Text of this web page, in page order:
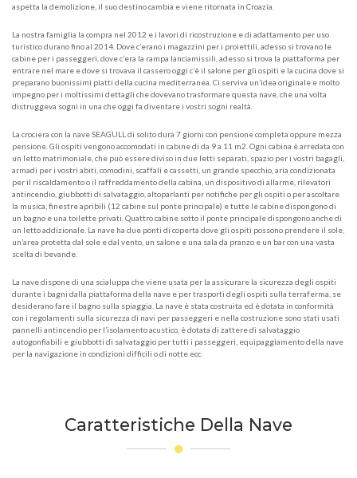
aspetta la demolizione, il suo destino cambia e viene ritornata in Croazia.
La nostra famiglia la compra nel 2012 e i lavori di ricostruzione e di adattamento per uso
turistico durano fino al 2014. Dove c’erano i magazzini per i proiettili, adesso si trovano le
cabine per i passeggeri, dove c’era la rampa lanciamissili, adesso si trova la piattaforma per
entrare nel mare e dove si trovava il cassero oggi c’è il salone per gli ospiti e la cucina dove si
preparano buonissimi piatti della cucina mediterranea. Ci serviva un’idea originale e molto
impegno per i moltissimi dettagli che dovevano trasformare questa nave, che una volta
distruggeva sogni in una che oggi fa diventare i vostri sogni realtà.
La crociera con la nave SEAGULL di solito dura 7 giorni con pensione completa oppure mezza
pensione. Gli ospiti vengono accomodati in cabine di da 9 a 11 m2. Ogni cabina è arredata con
un letto matrimoniale, che può essere diviso in due letti separati, spazio per i vostri bagagli,
armadi per i vostri abiti, comodini, scaffali e cassetti, un grande specchio, aria condizionata
per il riscaldamento o il raffreddamento della cabina, un dispositivo di allarme, rilevatori
antincendio, giubbotti di salvataggio, altoparlanti per notifiche per gli ospiti o per ascoltare
la musica, finestre apribili (12 cabine sul ponte principale) e tutte le cabine dispongono di
un bagno e una toilette privati. Quattro cabine sotto il ponte principale dispongono anche di
un letto addizionale. La nave ha due ponti di coperta dove gli ospiti possono prendere il sole,
un’area protetta dal sole e dal vento, un salone e una sala da pranzo e un bar con una vasta
scelta di bevande.
La nave dispone di una scialuppa che viene usata per la assicurare la sicurezza degli ospiti
durante i bagni dalla piattaforma della nave e per trasporti degli ospiti sulla terraferma, se
desiderano fare il bagno sulla spiaggia. La nave è stata costruita ed è dotata in conformità
con i regolamenti sulla sicurezza di navi per passeggeri e nella costruzione sono stati usati
pannelli antincendio per l’isolamento acustico, è dotata di zattere di salvataggio
autogonfiabili e giubbotti di salvataggio per tutti i passeggeri, equipaggiamento della nave
per la navigazione in condizioni difficili o di notte ecc.
Caratteristiche Della Nave